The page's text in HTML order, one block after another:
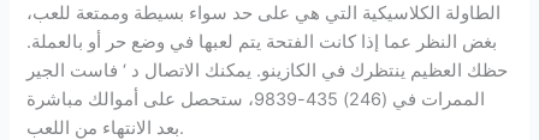
الطاولة الكلاسيكية التي هي على حد سواء بسيطة وممتعة للعب،
بغض النظر عما إذا كانت الفتحة يتم لعبها في وضع حر أو بالعملة.
حظك العظيم ينتظرك في الكازينو. يمكنك الاتصال د ‘ فاست الجير
الممرات في (246) 435-9839، ستحصل على أموالك مباشرة
بعد الانتهاء من اللعب.